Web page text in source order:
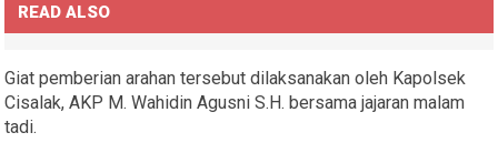
READ ALSO
Giat pemberian arahan tersebut dilaksanakan oleh Kapolsek
Cisalak, AKP M. Wahidin Agusni S.H. bersama jajaran malam
tadi.